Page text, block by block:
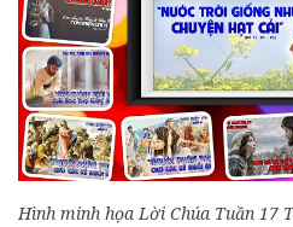
Hình minh họa Lời Chúa Tuần 17